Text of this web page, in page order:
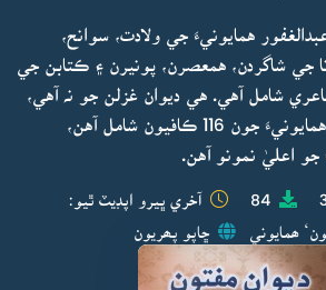
همايونيءَ جي ولادت، سوانح،
جي شاگردن، همعصرن، پونيرن ۽ ڪتابن جي
شامل آهي. هي ديوان غزلن جو نہ آهي،
پر هن ۾ مولانا مفتون همايونيءَ جون 116 ڪافيون شامل آهن،
اعليٰ نمونو آهن.
84 آخري ڀيرو اپڊيٽ ٿيو:
ھمايوني ڇاپو پھريون